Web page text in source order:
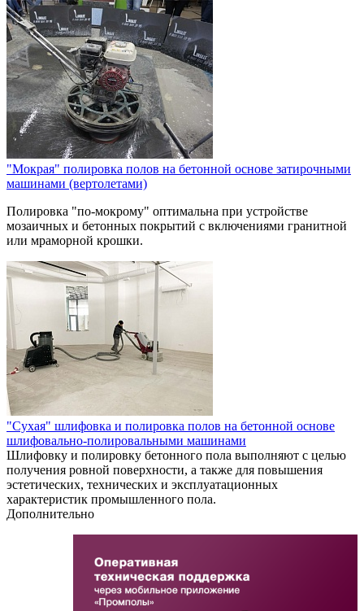
"Мокрая" полировка полов на бетонной основе затирочными
машинами (вертолетами)
Полировка "по-мокрому" оптимальна при устройстве
мозаичных и бетонных покрытий с включениями гранитной
или мраморной крошки.
"Сухая" шлифовка и полировка полов на бетонной основе
шлифовально-полировальными машинами
Шлифовку и полировку бетонного пола выполняют с целью
получения ровной поверхности, а также для повышения
эстетических, технических и эксплуатационных
характеристик промышленного пола.
Дополнительно